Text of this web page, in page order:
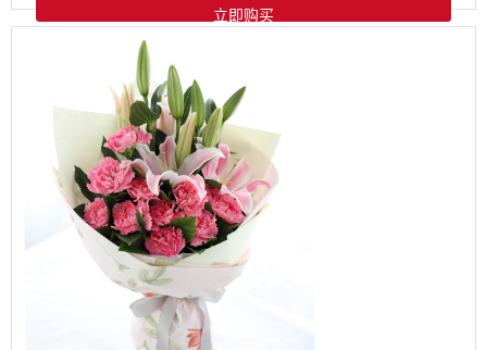
立即购买